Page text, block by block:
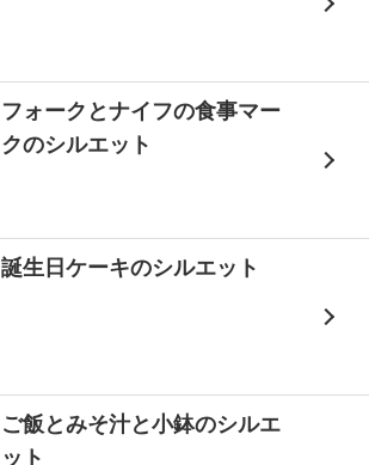
フォークとナイフの食事マー
クのシルエット
誕生日ケーキのシルエット
ご飯とみそ汁と小鉢のシルエ
ット